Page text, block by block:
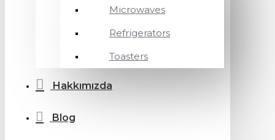
Microwaves
Refrigerators
Toasters
Hakkımızda
Blog